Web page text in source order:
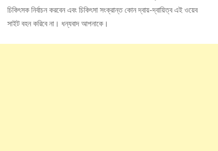
চিকিৎসক নির্বাচন করবেন এবং চিকিৎসা সংক্রান্ত কোন দ্বায়-দ্বায়িত্ব এই ওয়েব
সাইট বহন করিবে না। ধন্যবাদ আপনাকে।